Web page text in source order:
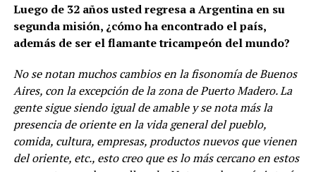
Luego de 32 años usted regresa a Argentina en su
segunda misión, ¿cómo ha encontrado el país,
además de ser el flamante tricampeón del mundo?
No se notan muchos cambios en la fisonomía de Buenos
Aires, con la excepción de la zona de Puerto Madero. La
gente sigue siendo igual de amable y se nota más la
presencia de oriente en la vida general del pueblo,
comida, cultura, empresas, productos nuevos que vienen
del oriente, etc., esto creo que es lo más cercano en estos